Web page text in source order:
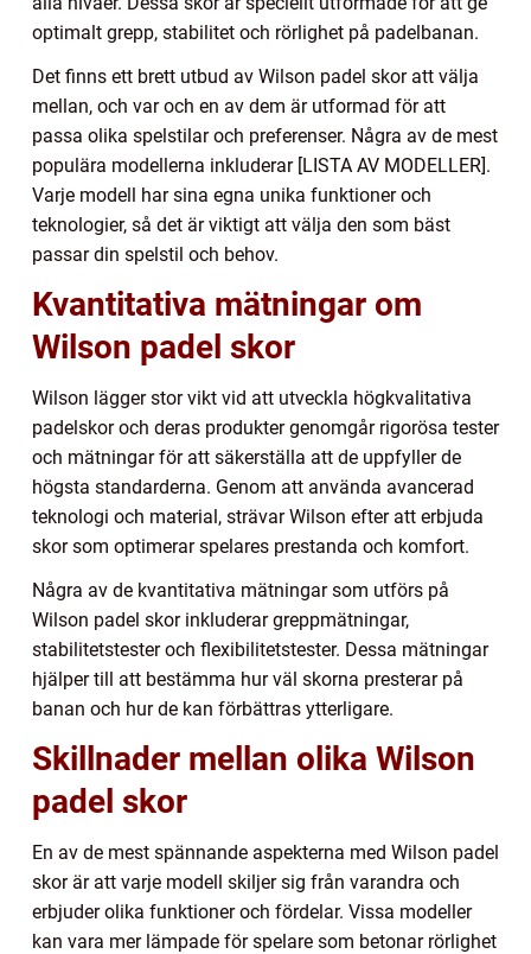
optimalt grepp, stabilitet och rörlighet på padelbanan.
Det finns ett brett utbud av Wilson padel skor att välja
mellan, och var och en av dem är utformad för att
passa olika spelstilar och preferenser. Några av de mest
populära modellerna inkluderar [LISTA AV MODELLER].
Varje modell har sina egna unika funktioner och
teknologier, så det är viktigt att välja den som bäst
passar din spelstil och behov.
Kvantitativa mätningar om
Wilson padel skor
Wilson lägger stor vikt vid att utveckla högkvalitativa
padelskor och deras produkter genomgår rigorösa tester
och mätningar för att säkerställa att de uppfyller de
högsta standarderna. Genom att använda avancerad
teknologi och material, strävar Wilson efter att erbjuda
skor som optimerar spelares prestanda och komfort.
Några av de kvantitativa mätningar som utförs på
Wilson padel skor inkluderar greppmätningar,
stabilitetstester och flexibilitetstester. Dessa mätningar
hjälper till att bestämma hur väl skorna presterar på
banan och hur de kan förbättras ytterligare.
Skillnader mellan olika Wilson
padel skor
En av de mest spännande aspekterna med Wilson padel
skor är att varje modell skiljer sig från varandra och
erbjuder olika funktioner och fördelar. Vissa modeller
kan vara mer lämpade för spelare som betonar rörlighet